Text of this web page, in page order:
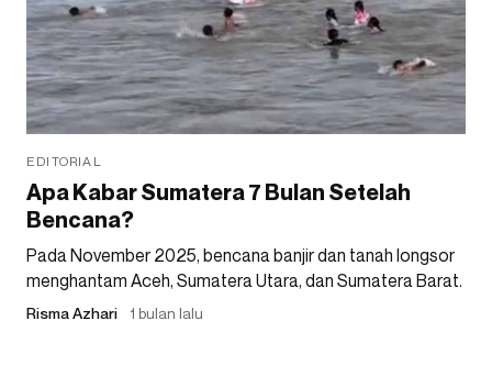
EDITORIAL
Apa Kabar Sumatera 7 Bulan Setelah
Bencana?
Pada November 2025, bencana banjir dan tanah longsor
menghantam Aceh, Sumatera Utara, dan Sumatera Barat.
Risma Azhari 1 bulan lalu